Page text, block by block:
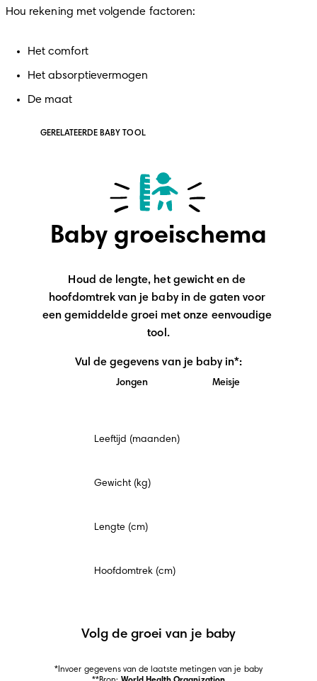
Hou rekening met volgende factoren:
Het comfort
Het absorptievermogen
De maat
GERELATEERDE BABY TOOL
Baby groeischema
Houd de lengte, het gewicht en de
hoofdomtrek van je baby in de gaten voor
een gemiddelde groei met onze eenvoudige
tool.
Vul de gegevens van je baby in*:
Jongen Meisje
veld
Leeftijd (maanden)
Gewicht (kg)
Lengte (cm)
Hoofdomtrek (cm)
Volg de groei van je baby
*Invoer gegevens van de laatste metingen van je baby